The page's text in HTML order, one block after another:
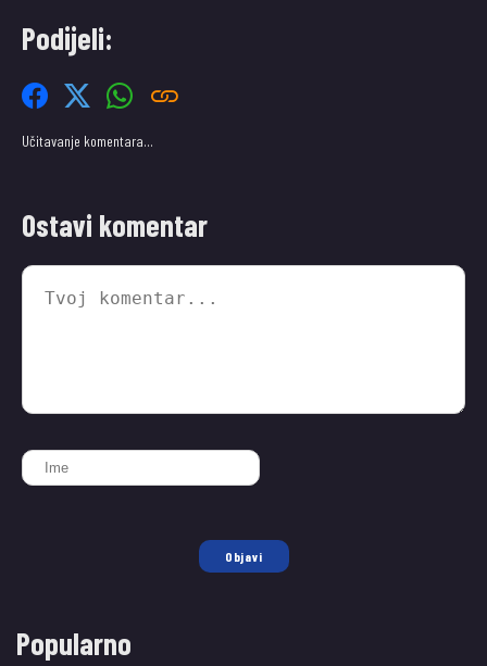
Podijeli:
Učitavanje komentara…
Ostavi komentar
Objavi
Popularno